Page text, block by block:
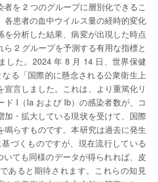
を 2 つのグループに層別化できるこ
各患者の血中ウイルス量の経時的変化
を分析した結果、病変が出現した時点
2 グループを予測する有用な指標と
した。2024 年 8 月 14 日、世界保健
る「国際的に懸念される公衆衛生上
言しました。これは、より重篤化リ
ド I（Ia および Ib）の感染者数が、コ
加・拡大している現状を受けて、国際
鳴らすものです。本研究は過去に発生
づくものですが、現在流行している
ても同様のデータが得られれば、皮
あると期待されます。これらの知見